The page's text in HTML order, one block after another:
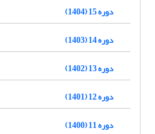
دوره 15 (1404)
دوره 14 (1403)
دوره 13 (1402)
دوره 12 (1401)
دوره 11 (1400)